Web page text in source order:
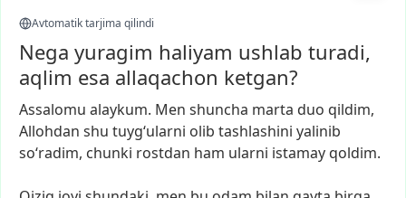
Avtomatik tarjima qilindi
Nega yuragim haliyam ushlab turadi,
aqlim esa allaqachon ketgan?
Assalomu alaykum. Men shuncha marta duo qildim,
Allohdan shu tuyg‘ularni olib tashlashini yalinib
so‘radim, chunki rostdan ham ularni istamay qoldim.